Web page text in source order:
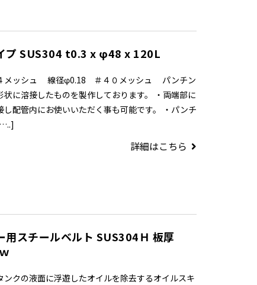
プ SUS304 t0.3 x φ48 x 120L
メッシュ 線径φ0.18 ＃４０メッシュ パンチン
状に溶接したものを製作しております。 ・両端部に
し配管内にお使いいただく事も可能です。 ・パンチ
詳細はこちら
用スチールベルト SUS304Ｈ 板厚
ンクの液面に浮遊したオイルを除去するオイルスキ